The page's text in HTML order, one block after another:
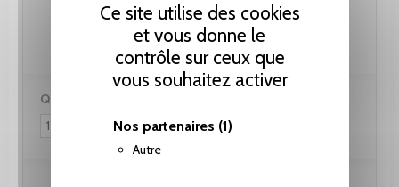
Ce site utilise des cookies
et vous donne le
contrôle sur ceux que
vous souhaitez activer
Nos partenaires (1)
Autre
384.75 CHF
Quantité :